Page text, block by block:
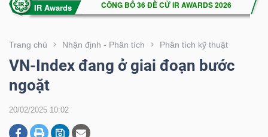
Trang chủ Nhận định - Phân tích Phân tích kỹ thuật
VN-Index đang ở giai đoạn bước
ngoặt
20/02/2025 10:02
VIETSTOCK
CHỨNG